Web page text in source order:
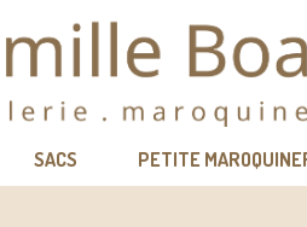
SACS PETITE